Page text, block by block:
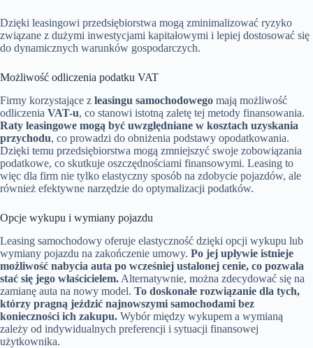
Dzięki leasingowi przedsiębiorstwa mogą zminimalizować ryzyko
związane z dużymi inwestycjami kapitałowymi i lepiej dostosować się
do dynamicznych warunków gospodarczych.
Możliwość odliczenia podatku VAT
Firmy korzystające z leasingu samochodowego mają możliwość
odliczenia VAT-u, co stanowi istotną zaletę tej metody finansowania.
Raty leasingowe mogą być uwzględniane w kosztach uzyskania
przychodu, co prowadzi do obniżenia podstawy opodatkowania.
Dzięki temu przedsiębiorstwa mogą zmniejszyć swoje zobowiązania
podatkowe, co skutkuje oszczędnościami finansowymi. Leasing to
więc dla firm nie tylko elastyczny sposób na zdobycie pojazdów, ale
również efektywne narzędzie do optymalizacji podatków.
Opcje wykupu i wymiany pojazdu
Leasing samochodowy oferuje elastyczność dzięki opcji wykupu lub
wymiany pojazdu na zakończenie umowy. Po jej upływie istnieje
możliwość nabycia auta po wcześniej ustalonej cenie, co pozwala
stać się jego właścicielem. Alternatywnie, można zdecydować się na
zamianę auta na nowy model. To doskonałe rozwiązanie dla tych,
którzy pragną jeździć najnowszymi samochodami bez
konieczności ich zakupu. Wybór między wykupem a wymianą
zależy od indywidualnych preferencji i sytuacji finansowej
użytkownika.